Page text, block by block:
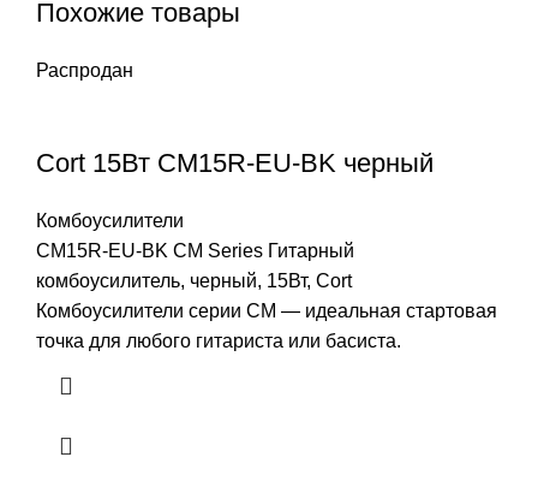
Похожие товары
Распродан
Cort 15Вт CM15R-EU-BK черный
Комбоусилители
CM15R-EU-BK CM Series Гитарный
комбоусилитель, черный, 15Вт, Cort
Комбоусилители серии CM — идеальная стартовая
точка для любого гитариста или басиста.